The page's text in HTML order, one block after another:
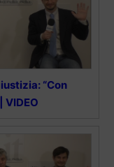
“Con
VIDEO